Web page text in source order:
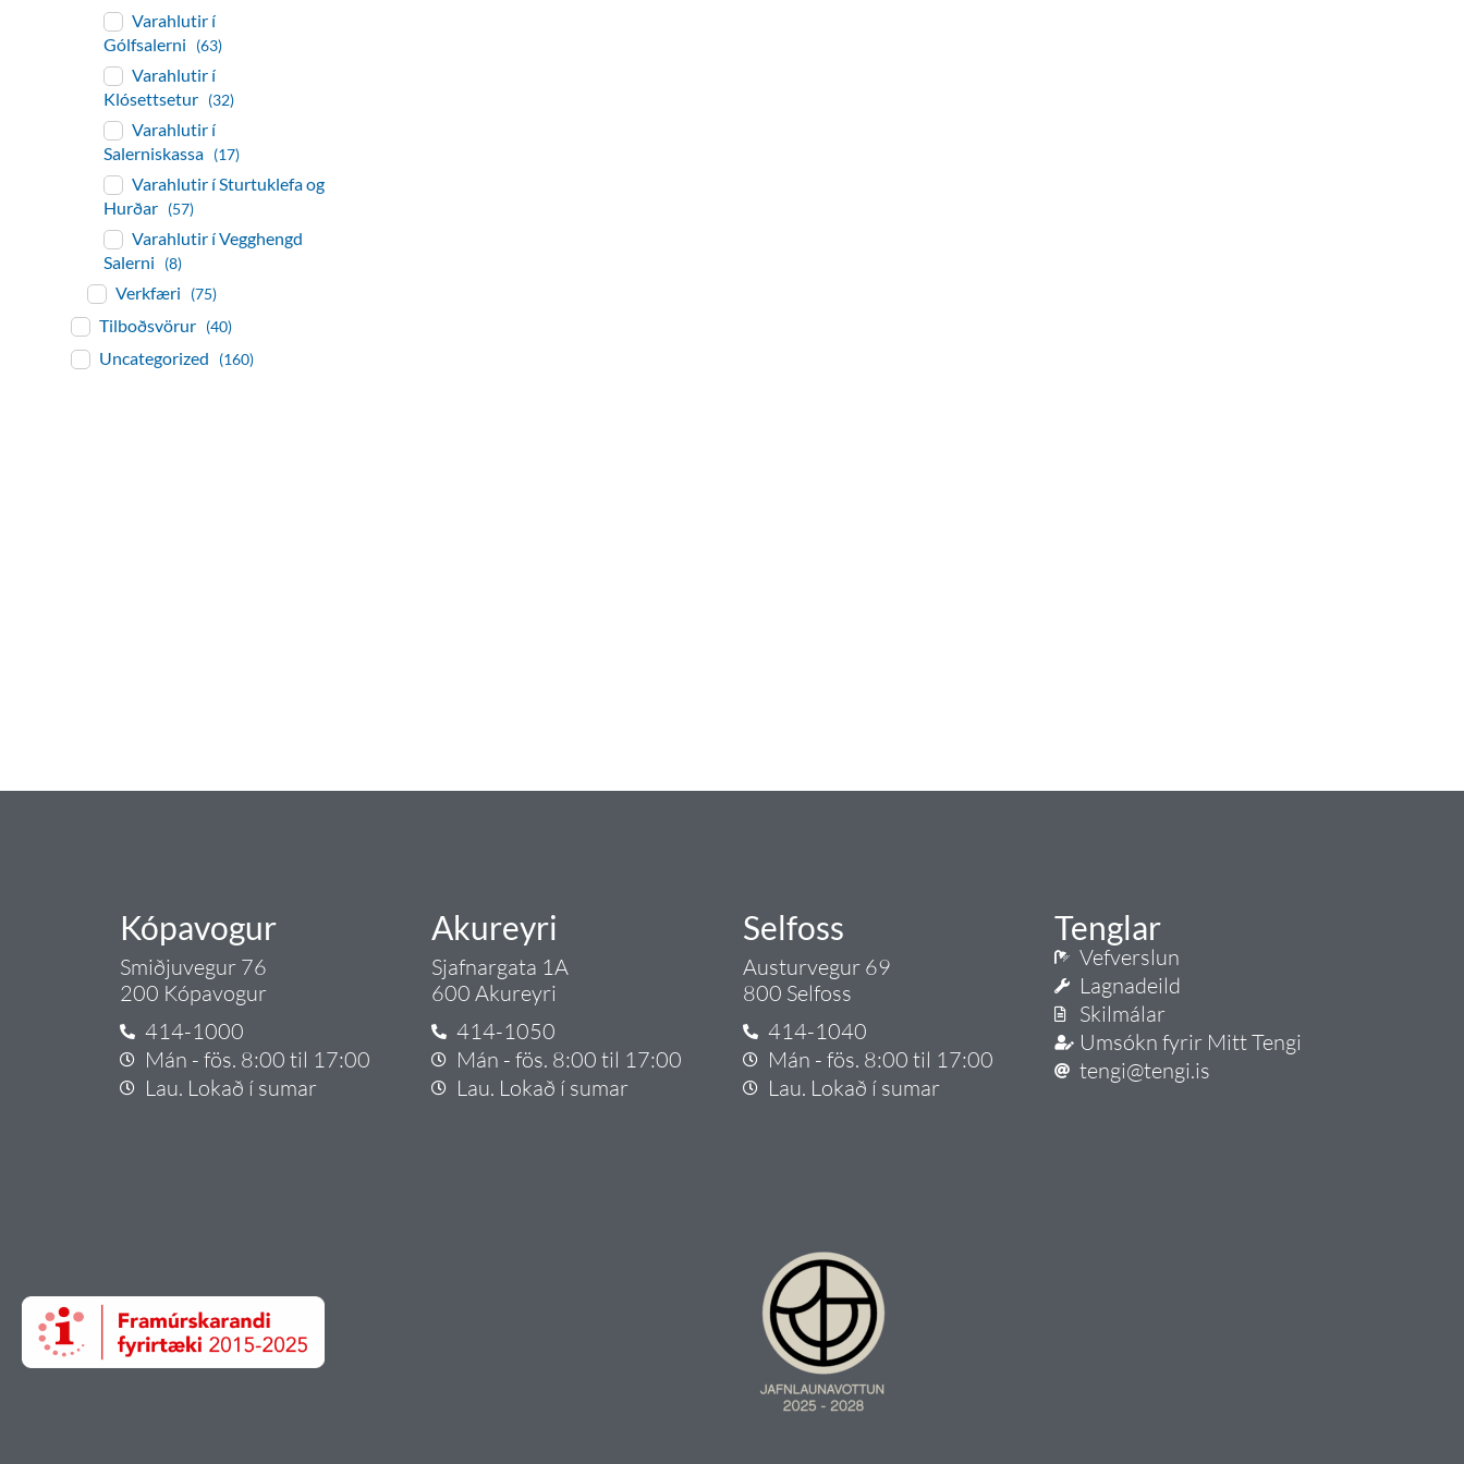
Varahlutir í
Gólfsalerni
(63)
Varahlutir í
Klósettsetur (32)
Varahlutir í
Salerniskassa (17)
Varahlutir í Sturtuklefa og
Hurðar (57)
Varahlutir í Vegghengd
Salerni
(8)
Verkfæri (75)
Tilboðsvörur (40)
Uncategorized (160)
Kópavogur
Smiðjuvegur 76
200 Kópavogur
414-1000
Mán - fös. 8:00 til 17:00
Lau. Lokað í sumar
Akureyri
Sjafnargata 1A
600 Akureyri
414-1050
Mán - fös. 8:00 til 17:00
Lau. Lokað í sumar
Selfoss
Austurvegur 69
800 Selfoss
414-1040
Mán - fös. 8:00 til 17:00
Lau. Lokað í sumar
Tenglar
Vefverslun
Lagnadeild
Skilmálar
Umsókn fyrir Mitt Tengi
tengi@tengi.is